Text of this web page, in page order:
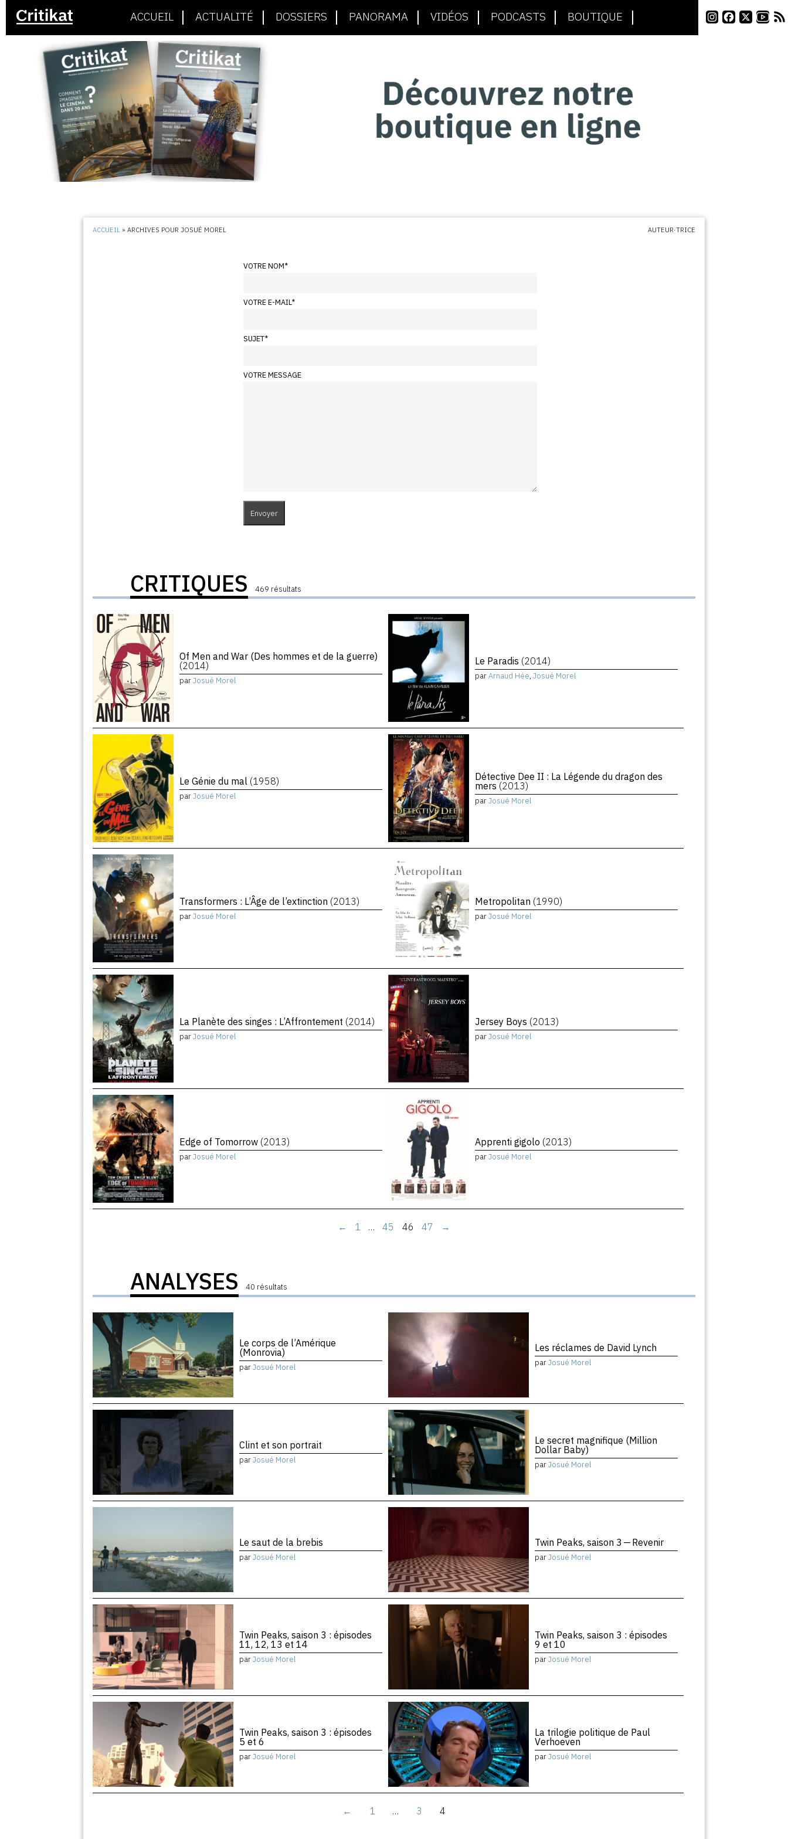
ACCUEIL ACTUALITÉ DOSSIERS PANORAMA VIDÉOS PODCASTS BOUTIQUE
ACCUEIL »ARCHIVES POUR JOSUÉ MOREL AUTEUR·TRICE
VOTRE NOM*
VOTRE E-MAIL*
SUJET*
VOTRE MESSAGE
CRITIQUES 469 résultats
Of Men and War (Des hommes et de la guerre)
(2014)
parJosué Morel
Le Paradis (2014)
parArnaud Hée, Josué Morel
Le Génie du mal (1958)
parJosué Morel
Détective Dee II : La Légende du dragon des
mers (2013)
parJosué Morel
Transformers : L’Âge de l’extinction (2013)
parJosué Morel
Metropolitan (1990)
parJosué Morel
La Planète des singes : L’Affrontement (2014)
parJosué Morel
Jersey Boys (2013)
parJosué Morel
Edge of Tomorrow (2013)
parJosué Morel
Apprenti gigolo (2013)
parJosué Morel
← 1 … 45 46 47 →
ANALYSES 40 résultats
Le corps de l’Amérique
(Monrovia)
parJosué Morel
Les réclames de David Lynch
parJosué Morel
Clint et son portrait
parJosué Morel
Le secret magnifique (Million
Dollar Baby)
parJosué Morel
Le saut de la brebis
parJosué Morel
Twin Peaks, saison 3 — Revenir
parJosué Morel
Twin Peaks, saison 3 : épisodes
11, 12, 13 et 14
parJosué Morel
Twin Peaks, saison 3 : épisodes
9 et 10
parJosué Morel
Twin Peaks, saison 3 : épisodes
5 et 6
parJosué Morel
La trilogie politique de Paul
Verhoeven
parJosué Morel
← 1 … 3 4